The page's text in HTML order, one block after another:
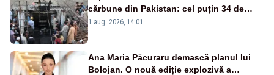
cărbune din Pakistan: cel puțin 34 de
morți - VIDEO
1 aug. 2026, 14:01
Ana Maria Păcuraru demască planul lui
Bolojan. O nouă ediție explozivă a